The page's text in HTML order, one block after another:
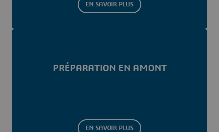
EN SAVOIR PLUS
PRÉPARATION EN AMONT
EN SAVOIR PLUS